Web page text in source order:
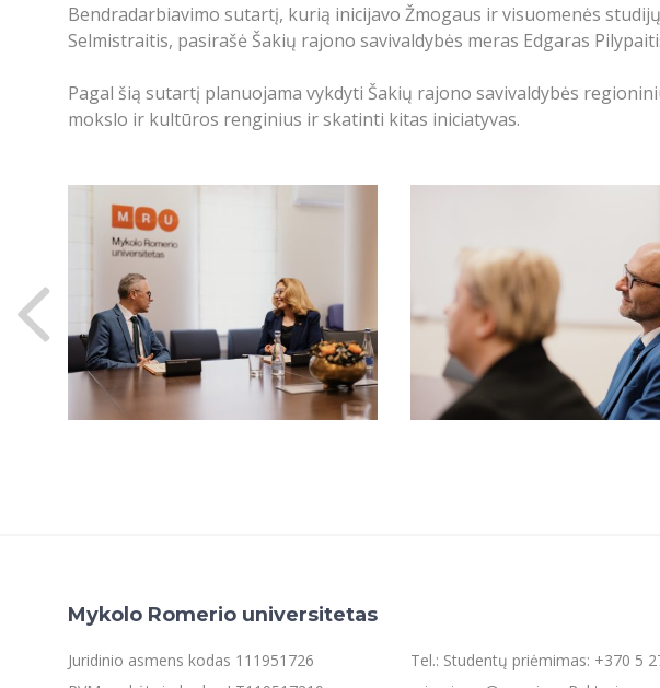
Bendradarbiavimo sutartį, kurią inicijavo Žmogaus ir visuomenės
Selmistraitis, pasirašė Šakių rajono savivaldybės meras Edgaras
Pagal šią sutartį planuojama vykdyti Šakių rajono savivaldybės
mokslo ir kultūros renginius ir skatinti kitas iniciatyvas.
Mykolo Romerio universitetas
Juridinio asmens kodas 111951726
Tel.: Studentų priėmimas: +370 5